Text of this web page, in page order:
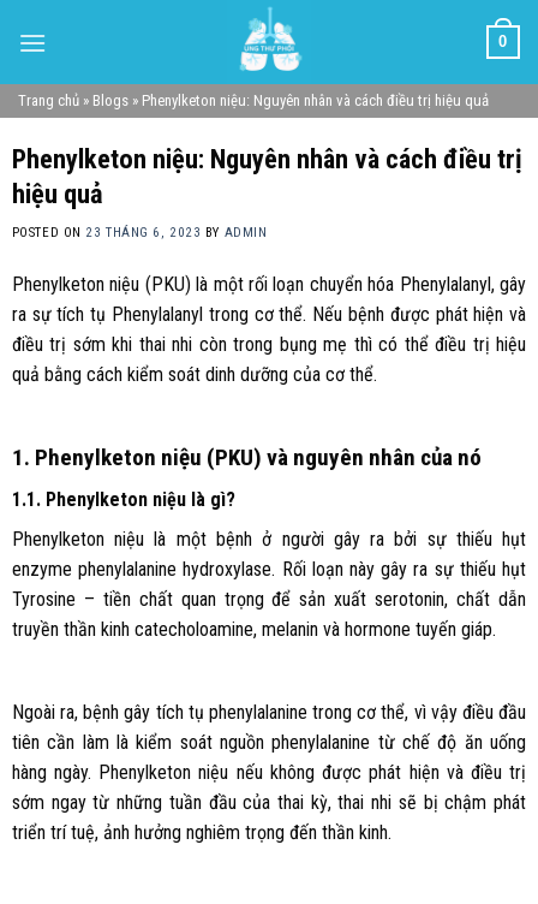
0
Trang chủ » Blogs » Phenylketon niệu: Nguyên nhân và cách điều trị hiệu quả
Phenylketon niệu: Nguyên nhân và cách điều trị
hiệu quả
POSTED ON 23 THÁNG 6, 2023 BY ADMIN
Phenylketon niệu (PKU) là một rối loạn chuyển hóa Phenylalanyl, gây
ra sự tích tụ Phenylalanyl trong cơ thể. Nếu bệnh được phát hiện và
điều trị sớm khi thai nhi còn trong bụng mẹ thì có thể điều trị hiệu
quả bằng cách kiểm soát dinh dưỡng của cơ thể.
1. Phenylketon niệu (PKU) và nguyên nhân của nó
1.1. Phenylketon niệu là gì?
Phenylketon niệu là một bệnh ở người gây ra bởi sự thiếu hụt
enzyme phenylalanine hydroxylase. Rối loạn này gây ra sự thiếu hụt
Tyrosine – tiền chất quan trọng để sản xuất serotonin, chất dẫn
truyền thần kinh catecholoamine, melanin và hormone tuyến giáp.
Ngoài ra, bệnh gây tích tụ phenylalanine trong cơ thể, vì vậy điều đầu
tiên cần làm là kiểm soát nguồn phenylalanine từ chế độ ăn uống
hàng ngày. Phenylketon niệu nếu không được phát hiện và điều trị
sớm ngay từ những tuần đầu của thai kỳ, thai nhi sẽ bị chậm phát
triển trí tuệ, ảnh hưởng nghiêm trọng đến thần kinh.